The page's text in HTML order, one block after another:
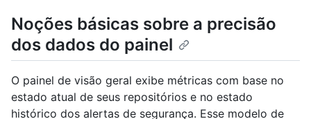
Noções básicas sobre a precisão
dos dados do painel
O painel de visão geral exibe métricas com base no
estado atual de seus repositórios e no estado
histórico dos alertas de segurança. Esse modelo de